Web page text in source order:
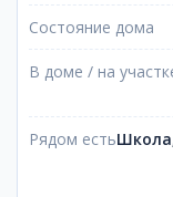
Состояние дома
В доме / на
Рядом есть